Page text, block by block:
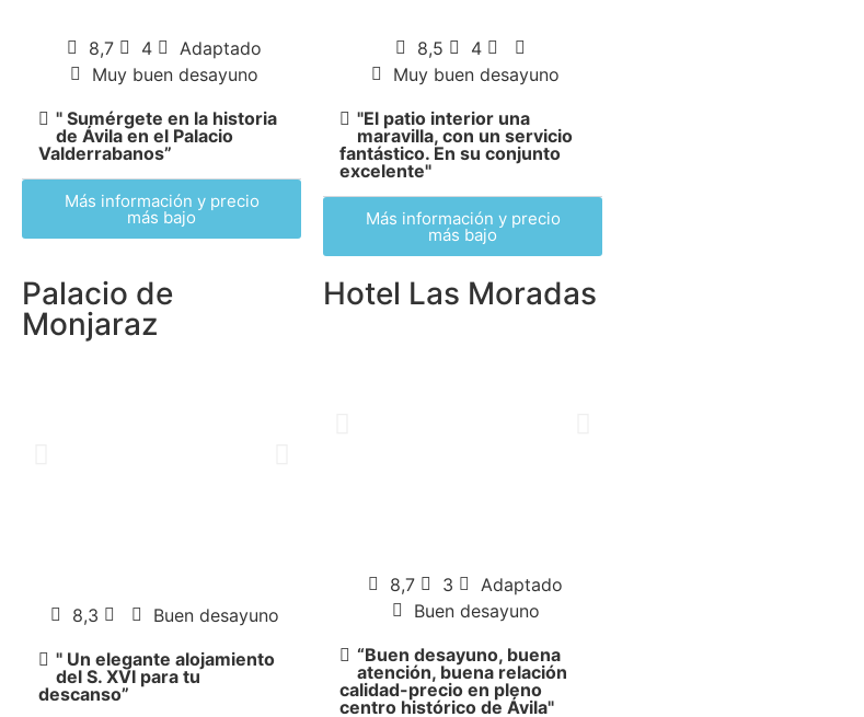
8,7 4
Adaptado
Muy buen desayuno
" Sumérgete en la historia
de Ávila en el Palacio
Valderrabanos”
Más información y precio
más bajo
8,5
4
Muy buen desayuno
"El patio interior una
maravilla, con un servicio
fantástico. En su conjunto
excelente"
Más información y precio
más bajo
Palacio de
Monjaraz
8,3
Buen desayuno
" Un elegante alojamiento
del S. XVI para tu
descanso”
Hotel Las Moradas
8,7 3
Adaptado
Buen desayuno
“Buen desayuno, buena
atención, buena relación
calidad-precio en pleno
centro histórico de Ávila"